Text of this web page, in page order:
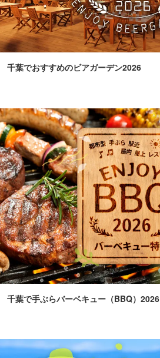
千葉でおすすめのビアガーデン2026
千葉で手ぶらバーベキュー（BBQ）2026